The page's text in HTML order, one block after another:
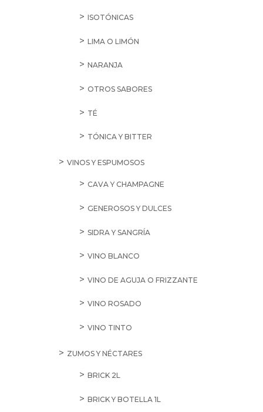
ISOTÓNICAS
LIMA O LIMÓN
NARANJA
OTROS SABORES
TÉ
TÓNICA Y BITTER
VINOS Y ESPUMOSOS
CAVA Y CHAMPAGNE
GENEROSOS Y DULCES
SIDRA Y SANGRÍA
VINO BLANCO
VINO DE AGUJA O FRIZZANTE
VINO ROSADO
VINO TINTO
ZUMOS Y NÉCTARES
BRICK 2L
BRICK Y BOTELLA 1L